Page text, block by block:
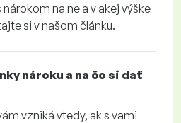
na ne a v akej výške
si v našom článku.
nároku a na čo si dať
vzniká vtedy, ak s vami